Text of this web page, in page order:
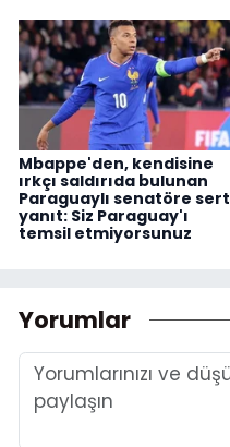
Mbappe'den, kendisine
ırkçı saldırıda bulunan
Paraguaylı senatöre sert
yanıt: Siz Paraguay'ı
temsil etmiyorsunuz
Yorumlar